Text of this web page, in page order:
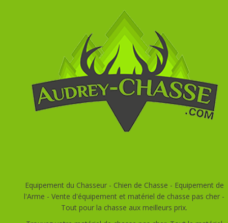
Equipement du Chasseur - Chien de Chasse - Equipement de
l'Arme - Vente d'équipement et matériel de chasse pas cher -
Tout pour la chasse aux meilleurs prix.